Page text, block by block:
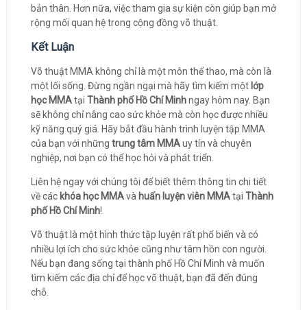
bản thân. Hơn nữa, việc tham gia sự kiện còn giúp bạn mở
rộng mối quan hệ trong cộng đồng võ thuật.
Kết Luận
Võ thuật MMA không chỉ là một môn thể thao, mà còn là
một lối sống. Đừng ngần ngại mà hãy tìm kiếm một lớp
học MMAtại Thành phố Hồ Chí Minhngay hôm nay. Bạn
sẽ không chỉ nâng cao sức khỏe mà còn học được nhiều
kỹ năng quý giá. Hãy bắt đầu hành trình luyện tập MMA
của bạn với những trung tâm MMAuy tín và chuyên
nghiệp, nơi bạn có thể học hỏi và phát triển.
Liên hệ ngay với chúng tôi để biết thêm thông tin chi tiết
về các khóa học MMAvà huấn luyện viên MMAtại Thành
phố Hồ Chí Minh!
Võ thuật là một hình thức tập luyện rất phổ biến và có
nhiều lợi ích cho sức khỏe cũng như tâm hồn con người.
Nếu bạn đang sống tại thành phố Hồ Chí Minh và muốn
tìm kiếm các địa chỉ để học võ thuật, bạn đã đến đúng
chỗ.